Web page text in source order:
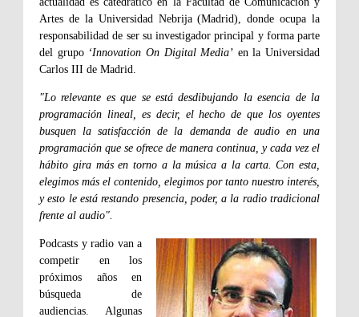
Artes de la Universidad Nebrija (Madrid), donde ocupa la
responsabilidad de ser su investigador principal y forma parte
del grupo ‘Innovation On Digital Media’ en la Universidad
Carlos III de Madrid.
"Lo relevante es que se está desdibujando la esencia de la
programación lineal, es decir, el hecho de que los oyentes
busquen la satisfacción de la demanda de audio en una
programación que se ofrece de manera continua, y cada vez el
hábito gira más en torno a la música a la carta. Con esta,
elegimos más el contenido, elegimos por tanto nuestro interés,
y esto le está restando presencia, poder, a la radio tradicional
frente al audio".
Podcasts y radio van a
competir en los
próximos años en
búsqueda de
audiencias. Algunas